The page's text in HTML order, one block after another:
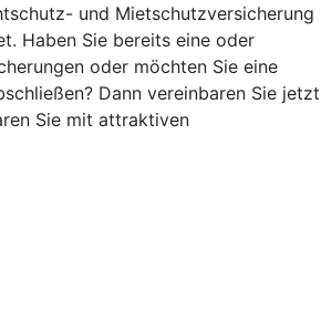
und Mietschutzversicherung
Haben Sie bereits eine oder
oder möchten Sie eine
Dann vereinbaren Sie jetzt
Sie mit attraktiven